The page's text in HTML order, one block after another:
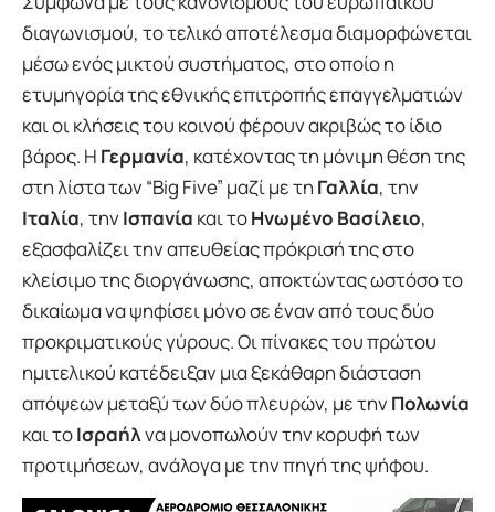
διαγωνισμού, το τελικό αποτέλεσμα διαμορφώνεται
μέσω ενός μικτού συστήματος, στο οποίο η
ετυμηγορία της εθνικής επιτροπής επαγγελματιών
και οι κλήσεις του κοινού φέρουν ακριβώς το ίδιο
βάρος. Η Γερμανία, κατέχοντας τη μόνιμη θέση της
στη λίστα των “Big Five” μαζί με τη Γαλλία, την
Ιταλία, την Ισπανία και τοΗνωμένο Βασίλειο,
εξασφαλίζει την απευθείας πρόκρισή της στο
κλείσιμο της διοργάνωσης, αποκτώντας ωστόσο το
δικαίωμα να ψηφίσει μόνο σε έναν από τους δύο
προκριματικούς γύρους. Οι πίνακες του πρώτου
ημιτελικού κατέδειξαν μια ξεκάθαρη διάσταση
απόψεων μεταξύ των δύο πλευρών, με την Πολωνία
και τοΙσραήλνα μονοπωλούν την κορυφή των
προτιμήσεων, ανάλογα με την πηγή της ψήφου.